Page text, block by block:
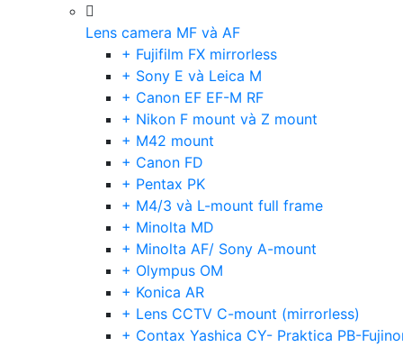
Lens camera MF và AF
+ Fujifilm FX mirrorless
+ Sony E và Leica M
+ Canon EF EF-M RF
+ Nikon F mount và Z mount
+ M42 mount
+ Canon FD
+ Pentax PK
+ M4/3 và L-mount full frame
+ Minolta MD
+ Minolta AF/ Sony A-mount
+ Olympus OM
+ Konica AR
+ Lens CCTV C-mount (mirrorless)
+ Contax Yashica CY- Praktica PB-